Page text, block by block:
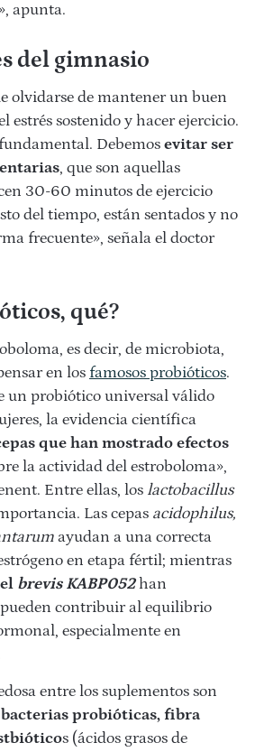
apunta.
del gimnasio
olvidarse de mantener un buen
estrés sostenido y hacer ejercicio.
Debemos evitar ser
, que son aquellas
30-60 minutos de ejercicio
del tiempo, están sentados y no
frecuente», señala el doctor
qué?
es decir, de microbiota,
en los famosos probióticos.
un probiótico universal válido
la evidencia científica
que han mostrado efectos
la actividad del estroboloma»,
Entre ellas, los lactobacillus
Las cepas acidophilus,
ayudan a una correcta
en etapa fértil; mientras
brevis KABP052han
contribuir al equilibrio
especialmente en
entre los suplementos son
bacterias probióticas, fibra
s (ácidos grasos de